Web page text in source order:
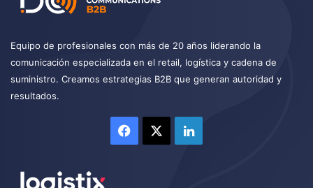
Equipo de profesionales con más de 20 años liderando la
comunicación especializada en el retail, logística y cadena de
suministro. Creamos estrategias B2B que generan autoridad y
resultados.
Facebook LinkedIn